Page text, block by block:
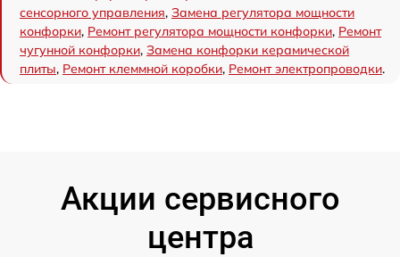
сенсорного управления, Замена регулятора мощности
конфорки, Ремонт регулятора мощности конфорки, Ремонт
чугунной конфорки, Замена конфорки керамической
плиты, Ремонт клеммной коробки, Ремонт электропроводки.
Акции сервисного
центра